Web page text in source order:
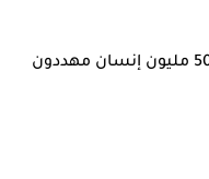
وزير الصحة يدق ناقوس الخطر: 50 مليون إنسان مهددون